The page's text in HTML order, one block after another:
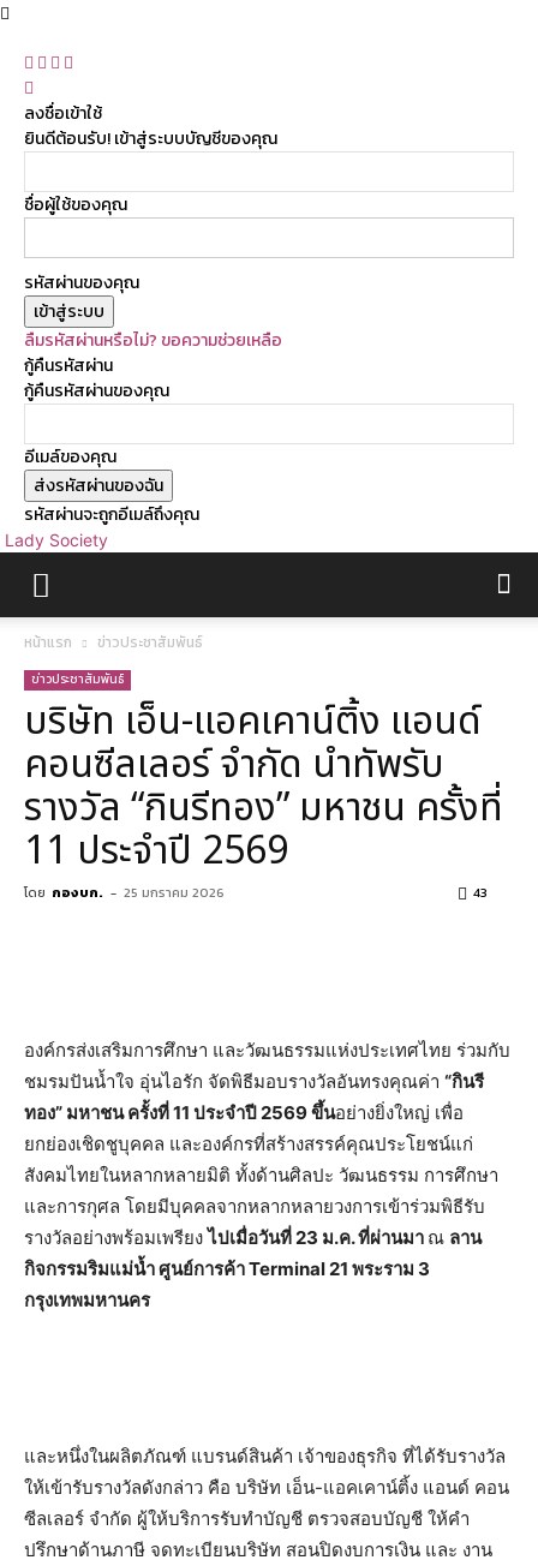
ลงชื่อเข้าใช้
ยินดีต้อนรับ! เข้าสู่ระบบบัญชีของคุณ
ชื่อผู้ใช้ของคุณ
รหัสผ่านของคุณ
ลืมรหัสผ่านหรือไม่? ขอความช่วยเหลือ
กู้คืนรหัสผ่าน
กู้คืนรหัสผ่านของคุณ
อีเมล์ของคุณ
รหัสผ่านจะถูกอีเมล์ถึงคุณ
Lady Society
หน้าแรก ข่าวประชาสัมพันธ์
ข่าวประชาสัมพันธ์
บริษัท เอ็น-แอคเคาน์ติ้ง แอนด์
คอนซีลเลอร์ จำกัด นำทัพรับ
รางวัล “กินรีทอง” มหาชน ครั้งที่
11 ประจำปี 2569
โดย กองบก. - 25 มกราคม 2026 43
องค์กรส่งเสริมการศึกษา และวัฒนธรรมแห่งประเทศไทย ร่วมกับ
ชมรมปันน้ำใจ อุ่นไอรัก จัดพิธีมอบรางวัลอันทรงคุณค่า “กินรี
ทอง” มหาชน ครั้งที่ 11 ประจำปี 2569 ขึ้นอย่างยิ่งใหญ่ เพื่อ
ยกย่องเชิดชูบุคคล และองค์กรที่สร้างสรรค์คุณประโยชน์แก่
สังคมไทยในหลากหลายมิติ ทั้งด้านศิลปะ วัฒนธรรม การศึกษา
และการกุศล โดยมีบุคคลจากหลากหลายวงการเข้าร่วมพิธีรับ
รางวัลอย่างพร้อมเพรียงไปเมื่อวันที่ 23 ม.ค. ที่ผ่านมา ณ ลาน
กิจกรรมริมแม่น้ำ ศูนย์การค้า Terminal 21 พระราม 3
กรุงเทพมหานคร
และหนึ่งในผลิตภัณฑ์ แบรนด์สินค้า เจ้าของธุรกิจ ที่ได้รับรางวัล
ให้เข้ารับรางวัลดังกล่าว คือ บริษัท เอ็น-แอคเคาน์ติ้ง แอนด์ คอน
ซีลเลอร์ จำกัด ผู้ให้บริการรับทำบัญชี ตรวจสอบบัญชี ให้คำ
ปรึกษาด้านภาษี จดทะเบียนบริษัท สอนปิดงบการเงิน และ งาน